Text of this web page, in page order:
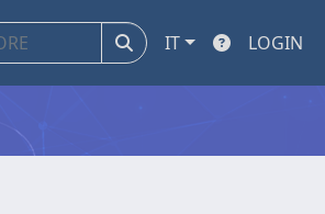
IT LOGIN